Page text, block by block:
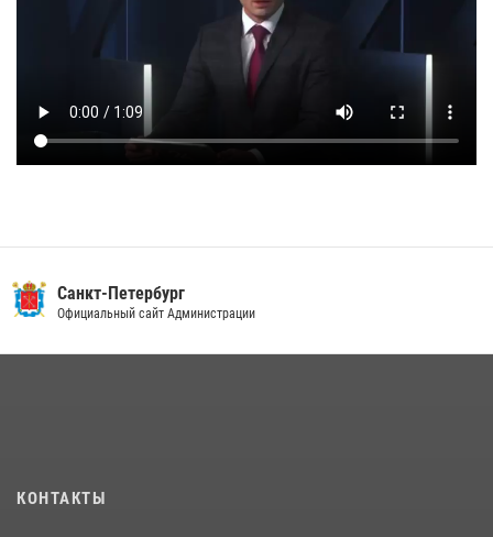
Санкт-Петербург
Официальный сайт Администрации
КОНТАКТЫ